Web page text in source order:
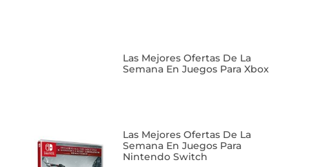
Las Mejores Ofertas De La
Semana En Juegos Para Xbox
Las Mejores Ofertas De La
Semana En Juegos Para
Nintendo Switch